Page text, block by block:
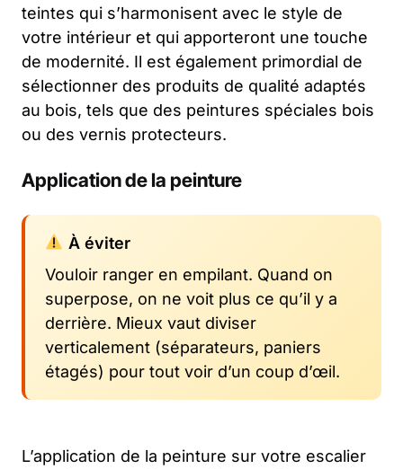
teintes qui s’harmonisent avec le style de
votre intérieur et qui apporteront une touche
de modernité. Il est également primordial de
sélectionner des produits de qualité adaptés
au bois, tels que des peintures spéciales bois
ou des vernis protecteurs.
Application de la peinture
À éviter
Vouloir ranger en empilant. Quand on
superpose, on ne voit plus ce qu’il y a
derrière. Mieux vaut diviser
verticalement (séparateurs, paniers
étagés) pour tout voir d’un coup d’œil.
L’application de la peinture sur votre escalier